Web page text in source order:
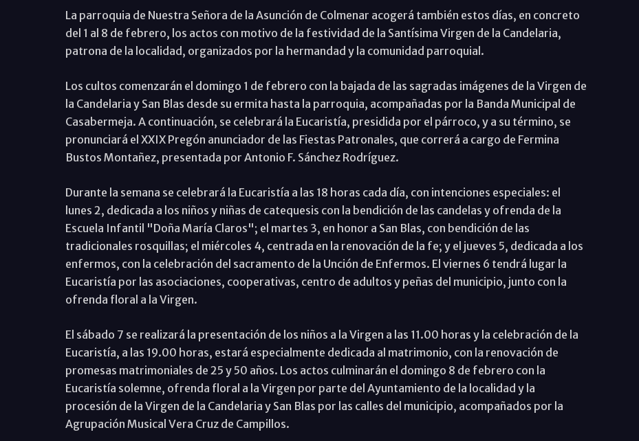
La parroquia de Nuestra Señora de la Asunción de Colmenar acogerá también estos días, en concreto
del 1 al 8 de febrero, los actos con motivo de la festividad de la Santísima Virgen de la Candelaria,
patrona de la localidad, organizados por la hermandad y la comunidad parroquial.
Los cultos comenzarán el domingo 1 de febrero con la bajada de las sagradas imágenes de la Virgen de
la Candelaria y San Blas desde su ermita hasta la parroquia, acompañadas por la Banda Municipal de
Casabermeja. A continuación, se celebrará la Eucaristía, presidida por el párroco, y a su término, se
pronunciará el XXIX Pregón anunciador de las Fiestas Patronales, que correrá a cargo de Fermina
Bustos Montañez, presentada por Antonio F. Sánchez Rodríguez.
Durante la semana se celebrará la Eucaristía a las 18 horas cada día, con intenciones especiales: el
lunes 2, dedicada a los niños y niñas de catequesis con la bendición de las candelas y ofrenda de la
Escuela Infantil "Doña María Claros"; el martes 3, en honor a San Blas, con bendición de las
tradicionales rosquillas; el miércoles 4, centrada en la renovación de la fe; y el jueves 5, dedicada a los
enfermos, con la celebración del sacramento de la Unción de Enfermos. El viernes 6 tendrá lugar la
Eucaristía por las asociaciones, cooperativas, centro de adultos y peñas del municipio, junto con la
ofrenda floral a la Virgen.
El sábado 7 se realizará la presentación de los niños a la Virgen a las 11.00 horas y la celebración de la
Eucaristía, a las 19.00 horas, estará especialmente dedicada al matrimonio, con la renovación de
promesas matrimoniales de 25 y 50 años. Los actos culminarán el domingo 8 de febrero con la
Eucaristía solemne, ofrenda floral a la Virgen por parte del Ayuntamiento de la localidad y la
procesión de la Virgen de la Candelaria y San Blas por las calles del municipio, acompañados por la
Agrupación Musical Vera Cruz de Campillos.